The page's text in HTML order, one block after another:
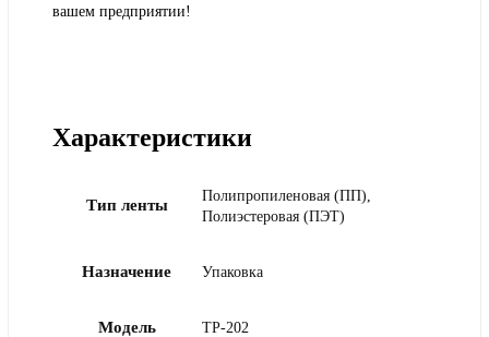
вашем предприятии!
Характеристики
Тип ленты
Полипропиленовая (ПП),
Полиэстеровая (ПЭТ)
Назначение Упаковка
Модель TP-202